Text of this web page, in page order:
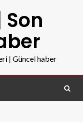
| Güncel haber